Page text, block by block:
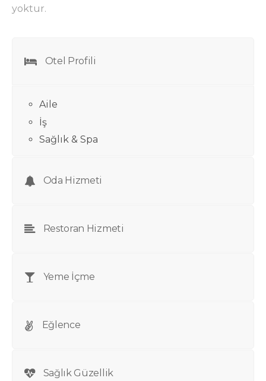
yoktur.
Otel Profili
Aile
İş
Sağlık & Spa
Oda Hizmeti
Restoran Hizmeti
Yeme İçme
Eğlence
Sağlık Güzellik